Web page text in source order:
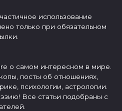
использование
только при обязательном
о самом интересном в мире.
посты об отношениях,
психологии, астрологии.
Все статьи подобраны с